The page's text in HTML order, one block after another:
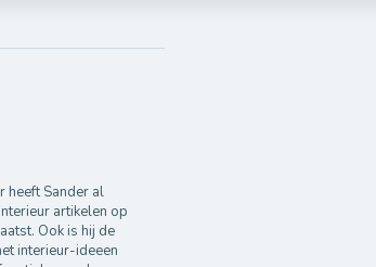
heeft Sander al
artikelen op
Ook is hij de
interieur-ideeen